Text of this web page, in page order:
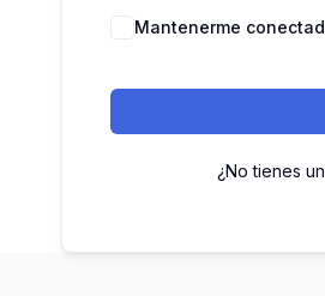
Mantenerme
¿No tienes